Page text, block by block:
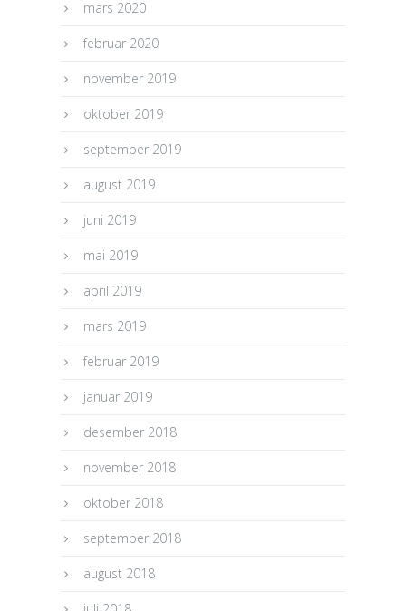
mars 2020
februar 2020
november 2019
oktober 2019
september 2019
august 2019
juni 2019
mai 2019
april 2019
mars 2019
februar 2019
januar 2019
desember 2018
november 2018
oktober 2018
september 2018
august 2018